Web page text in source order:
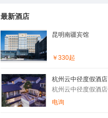
经过市场，直接发餐桌
最新酒店
昆明南疆宾馆
￥330起
杭州云中径度假酒店
电询